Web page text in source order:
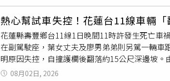
部調查，並將依法全力配合印尼相關單位辦案。
印尼自2016年以來未再執行死刑，近10年維持
犯等待執行，其中包括多名外籍人士。警方表
更大規模的跨國販毒網絡。
熱心幫試車失控！花蓮台11線車輛
花蓮縣壽豐鄉台11線1日晚間11時許發生死亡車
在副駕駛座，葉女丈夫及廖男弟弟則另駕一輛
明原因失控，自撞護欄後翻落約15公尺深邊坡
將2名傷者救出。廖男獲救時已無呼吸心跳，緊
08月02日, 2026